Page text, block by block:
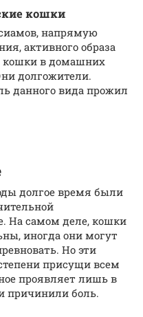
кошки
напрямую
активного образа
кошки в домашних
долгожители.
данного вида прожил
долгое время были
На самом деле, кошки
иногда они могут
Но эти
присущи всем
проявляет лишь в
причинили боль.